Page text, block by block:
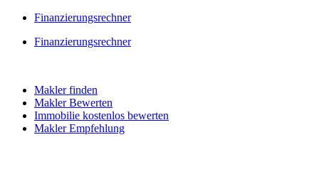
Skip
content
Finanzierungsrechner
Finanzierungsrechner
Makler finden
Makler Bewerten
Immobilie kostenlos bewerten
Makler Empfehlung